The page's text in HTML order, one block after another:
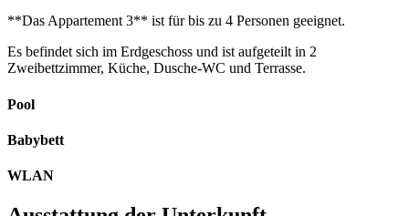
**Das Appartement 3** ist für bis zu 4 Personen geeignet.
Es befindet sich im Erdgeschoss und ist aufgeteilt in 2
Zweibettzimmer, Küche, Dusche-WC und Terrasse.
Pool
Babybett
WLAN